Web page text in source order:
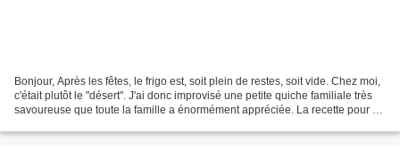
Bonjour, Après les fêtes, le frigo est, soit plein de restes, soit vide. Chez moi,
c'était plutôt le "désert". J'ai donc improvisé une petite quiche familiale très
savoureuse que toute la famille a énormément appréciée. La recette pour 6